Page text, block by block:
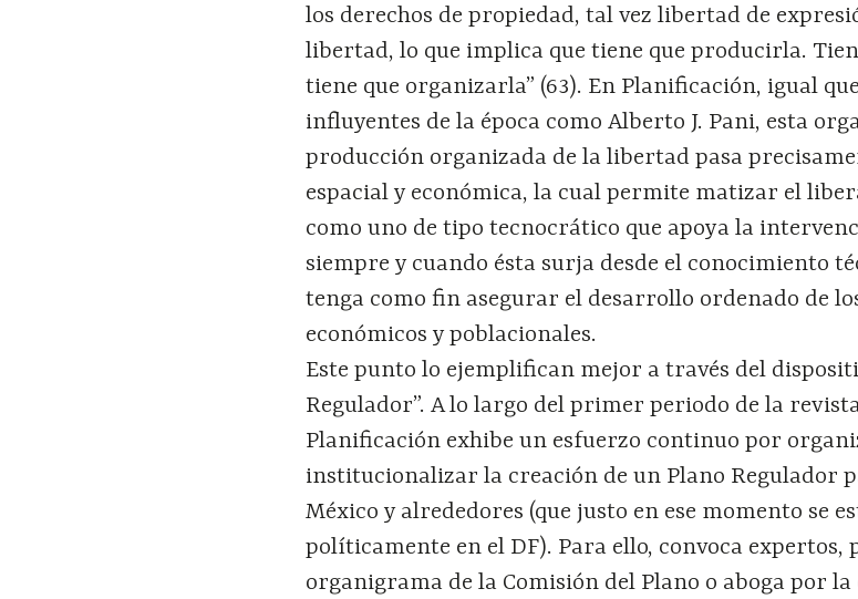
los derechos de propiedad, tal vez libertad de
libertad, lo que implica que tiene que producirla.
tiene que organizarla” (63). En Planificación, igual
influyentes de la época como Alberto J. Pani, esta
producción organizada de la libertad pasa
espacial y económica, la cual permite matizar el
como uno de tipo tecnocrático que apoya la
siempre y cuando ésta surja desde el conocimiento
tenga como fin asegurar el desarrollo ordenado de
económicos y poblacionales.
Este punto lo ejemplifican mejor a través del
Regulador”. A lo largo del primer periodo de la revista
Planificación exhibe un esfuerzo continuo por
institucionalizar la creación de un Plano Regulador
México y alrededores (que justo en ese momento se
políticamente en el DF). Para ello, convoca
organigrama de la Comisión del Plano o aboga por